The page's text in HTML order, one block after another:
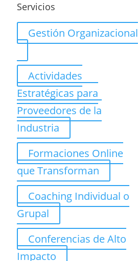
Servicios
Gestión Organizacional
Actividades
Estratégicas para
Proveedores de la
Industria
Formaciones Online
que Transforman
Coaching Individual o
Grupal
Conferencias de Alto
Impacto